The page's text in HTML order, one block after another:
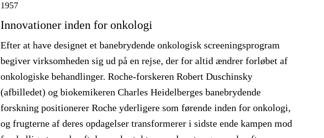
1957
Innovationer inden for onkologi
Efter at have designet et banebrydende onkologisk screeningsprogram
begiver virksomheden sig ud på en rejse, der for altid ændrer forløbet af
onkologiske behandlinger. Roche-forskeren Robert Duschinsky
(afbilledet) og biokemikeren Charles Heidelberges banebrydende
forskning positionerer Roche yderligere som førende inden for onkologi,
og frugterne af deres opdagelser transformerer i sidste ende kampen mod